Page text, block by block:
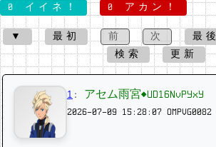
0 イイネ！ 0 アカン！
▼ 最初 前 次 最後
検索
更新
1 : アセム雨宮◆UD16NvPYxY
2026-07-09 15:28:07 OMPVG0082